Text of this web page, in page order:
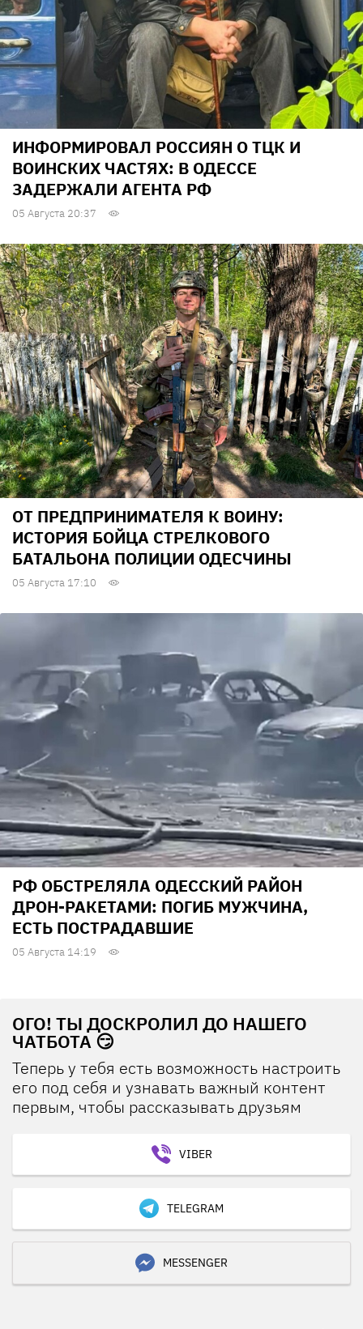
ИНФОРМИРОВАЛ РОССИЯН О ТЦК И
ВОИНСКИХ ЧАСТЯХ: В ОДЕССЕ
ЗАДЕРЖАЛИ АГЕНТА РФ
05 Августа 20:37
ОТ ПРЕДПРИНИМАТЕЛЯ К ВОИНУ:
ИСТОРИЯ БОЙЦА СТРЕЛКОВОГО
БАТАЛЬОНА ПОЛИЦИИ ОДЕСЧИНЫ
05 Августа 17:10
РФ ОБСТРЕЛЯЛА ОДЕССКИЙ РАЙОН
ДРОН-РАКЕТАМИ: ПОГИБ МУЖЧИНА,
ЕСТЬ ПОСТРАДАВШИЕ
05 Августа 14:19
ОГО! ТЫ ДОСКРОЛИЛ ДО НАШЕГО
ЧАТБОТА 😏
Теперь у тебя есть возможность настроить
его под себя и узнавать важный контент
первым, чтобы рассказывать друзьям
VIBER
TELEGRAM
MESSENGER